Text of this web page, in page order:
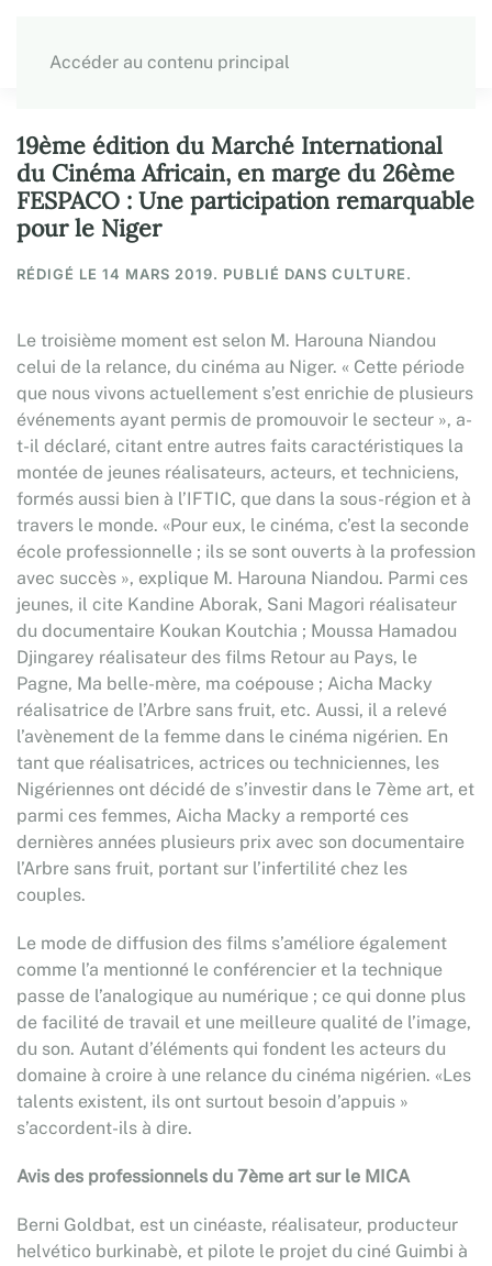
Accéder au contenu principal
19ème édition du Marché International
du Cinéma Africain, en marge du 26ème
FESPACO : Une participation remarquable
pour le Niger
RÉDIGÉ LE 14 MARS 2019. PUBLIÉ DANS CULTURE.
Le troisième moment est selon M. Harouna Niandou
celui de la relance, du cinéma au Niger. « Cette période
que nous vivons actuellement s’est enrichie de plusieurs
événements ayant permis de promouvoir le secteur », a-
t-il déclaré, citant entre autres faits caractéristiques la
montée de jeunes réalisateurs, acteurs, et techniciens,
formés aussi bien à l’IFTIC, que dans la sous-région et à
travers le monde. «Pour eux, le cinéma, c’est la seconde
école professionnelle ; ils se sont ouverts à la profession
avec succès », explique M. Harouna Niandou. Parmi ces
jeunes, il cite Kandine Aborak, Sani Magori réalisateur
du documentaire Koukan Koutchia ; Moussa Hamadou
Djingarey réalisateur des films Retour au Pays, le
Pagne, Ma belle-mère, ma coépouse ; Aicha Macky
réalisatrice de l’Arbre sans fruit, etc. Aussi, il a relevé
l’avènement de la femme dans le cinéma nigérien. En
tant que réalisatrices, actrices ou techniciennes, les
Nigériennes ont décidé de s’investir dans le 7ème art, et
parmi ces femmes, Aicha Macky a remporté ces
dernières années plusieurs prix avec son documentaire
l’Arbre sans fruit, portant sur l’infertilité chez les
couples.
Le mode de diffusion des films s’améliore également
comme l’a mentionné le conférencier et la technique
passe de l’analogique au numérique ; ce qui donne plus
de facilité de travail et une meilleure qualité de l’image,
du son. Autant d’éléments qui fondent les acteurs du
domaine à croire à une relance du cinéma nigérien. «Les
talents existent, ils ont surtout besoin d’appuis »
s’accordent-ils à dire.
Avis des professionnels du 7ème art sur le MICA
Berni Goldbat, est un cinéaste, réalisateur, producteur
helvético burkinabè, et pilote le projet du ciné Guimbi à